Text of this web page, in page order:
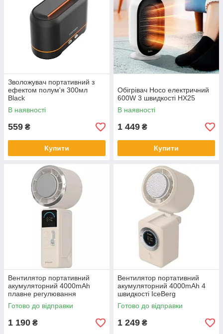
Зволожувач портативний з
ефектом полум'я 300мл
Black
В наявності
559 ₴
Купити
Обігрівач Hoco електричний
600W 3 швидкості HX25
В наявності
1 449 ₴
Купити
Вентилятор портативний
акумуляторний 4000mAh
плавне регулювання
швидкості Fresher
Готово до відправки
1 190 ₴
Вентилятор портативний
акумуляторний 4000mAh 4
швидкості IceBerg
Готово до відправки
1 249 ₴